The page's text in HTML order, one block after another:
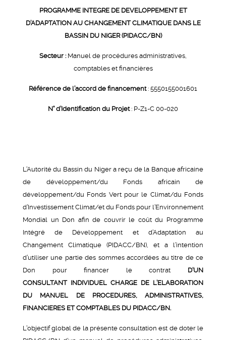
PROGRAMME INTEGRE DE DEVELOPPEMENT ET
D’ADAPTATION AU CHANGEMENT CLIMATIQUE DANS LE
BASSIN DU NIGER (PIDACC/BN)
Secteur :Manuel de procédures administratives,
comptables et financières
Référence de l’accord de financement: 5550155001601
N° d’Identification du Projet: P-Z1-C 00-020
L’Autorité du Bassin du Niger a reçu de la Banque africaine
de développement/du Fonds africain de
développement/du Fonds Vert pour le Climat/du Fonds
d’Investissement Climat/et du Fonds pour l’Environnement
Mondial un Don afin de couvrir le coût du Programme
Intégré de Développement et d’Adaptation au
Changement Climatique (PIDACC/BN), et a l’intention
d’utiliser une partie des sommes accordées au titre de ce
Don pour financer le contrat D’UN
CONSULTANT INDIVIDUEL CHARGE DE L’ELABORATION
DU MANUEL DE PROCEDURES, ADMINISTRATIVES,
FINANCIERES ET COMPTABLES DU PIDACC/BN.
L’objectif global de la présente consultation est de doter le